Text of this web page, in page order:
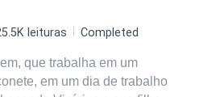
difícil do que imagina, uma
ambos.
leituras Completed
que trabalha em um
em um dia de trabalho